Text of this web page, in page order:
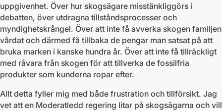
uppgivenhet. Över hur skogsägare misstänkliggörs i
debatten, över utdragna tillståndsprocesser och
myndighetskrångel. Över att inte få avverka skogen familjen
vårdat och därmed få tillbaka de pengar man satsat på att
bruka marken i kanske hundra år. Över att inte få tillräckligt
med råvara från skogen för att tillverka de fossilfria
produkter som kunderna ropar efter.
Allt detta fyller mig med både frustration och tillförsikt. Jag
vet att en Moderatledd regering litar på skogsägarna och vill